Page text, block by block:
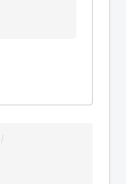
/